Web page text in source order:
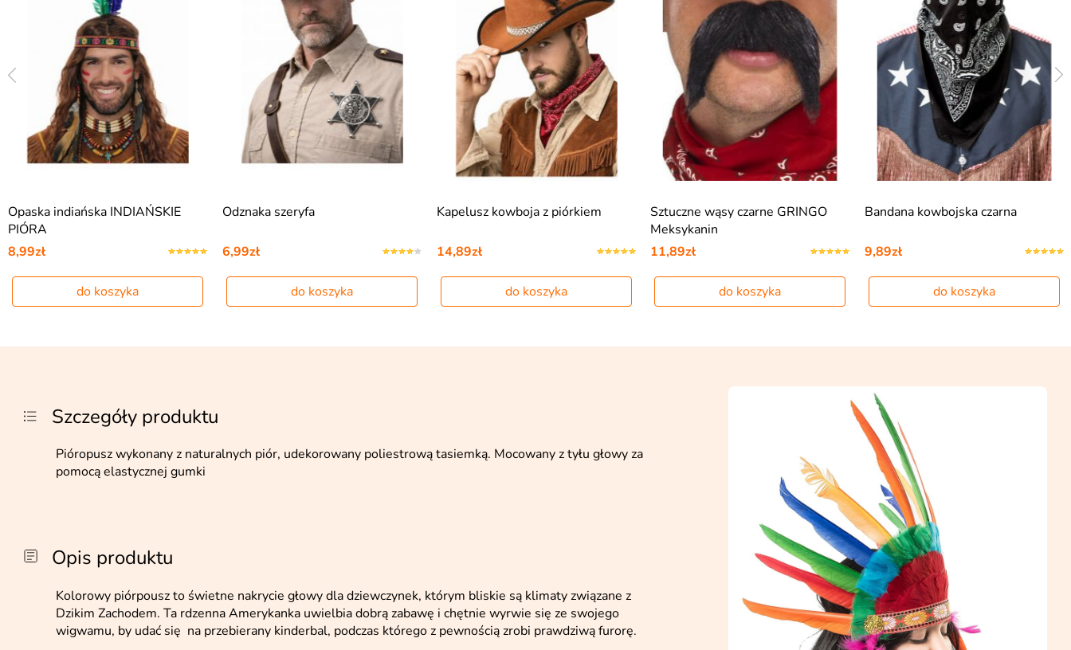
Opaska indiańska INDIAŃSKIE
PIÓRA
8,99zł
do koszyka
Odznaka szeryfa
6,99zł
do koszyka
Kapelusz kowboja z piórkiem
14,89zł
do koszyka
Sztuczne wąsy czarne GRINGO
Meksykanin
11,89zł
do koszyka
Bandana kowbojska czarna
9,89zł
do koszyka
Szczegóły produktu
Pióropusz wykonany z naturalnych piór, udekorowany poliestrową tasiemką. Mocowany z tyłu głowy za
pomocą elastycznej gumki
Opis produktu
Kolorowy piórpousz to świetne nakrycie głowy dla dziewczynek, którym bliskie są klimaty związane z
Dzikim Zachodem. Ta rdzenna Amerykanka uwielbia dobrą zabawę i chętnie wyrwie się ze swojego
wigwamu, by udać się na przebierany kinderbal, podczas którego z pewnością zrobi prawdziwą furorę.